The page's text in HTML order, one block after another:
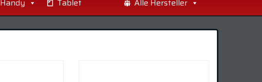
Alle Hersteller
Handy Tablet